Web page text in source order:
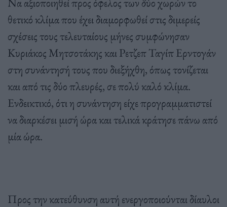
θετικό κλίμα που έχει διαμορφωθεί στις διμερείς
σχέσεις τους τελευταίους μήνες συμφώνησαν
Κυριάκος Μητσοτάκης και Ρετζεπ Ταγίπ Ερντογάν
στη συνάντησή τους που διεξήχθη, όπως τονίζεται
και από τις δύο πλευρές, σε πολύ καλό κλίμα.
Ενδεικτικό, ότι η συνάντηση είχε προγραμματιστεί
να διαρκέσει μισή ώρα και τελικά κράτησε πάνω από
μία ώρα.
Προς την κατεύθυνση αυτή ενεργοποιούνται δίαυλοι